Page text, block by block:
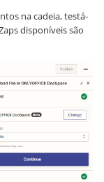
na cadeia, testá-
disponíveis são